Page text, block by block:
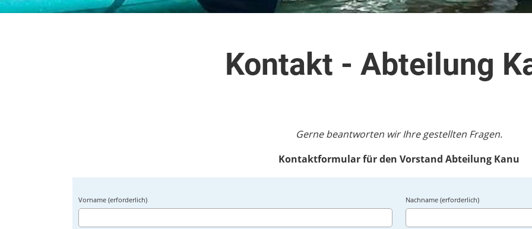
Kontakt - Abteilung
Gerne beantworten wir Ihre gestellten Fragen.
Kontaktformular für den Vorstand Abteilung Kanu
Vorname (erforderlich) Nachname (erforderlich)